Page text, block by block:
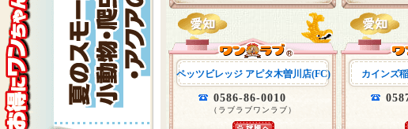
ペッツビレッジ アピタ木曽川店(FC)
0586-86-0010
（ラブラブワンラブ）
カインズ